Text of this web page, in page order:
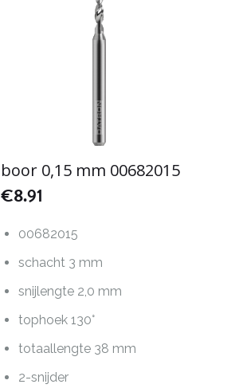
boor 0,15 mm 00682015
€8.91
00682015
schacht 3 mm
snijlengte 2,0 mm
tophoek 130°
totaallengte 38 mm
2-snijder